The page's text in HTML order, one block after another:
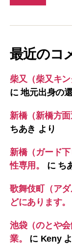
最近のコ
柴又（柴又キ
に地元出身の
新橋（新橋方面
ちあき より
新橋（ガード
性専用。
に ち
歌舞伎町（ア
どにあります。
池袋（のとや
業。
に Keny